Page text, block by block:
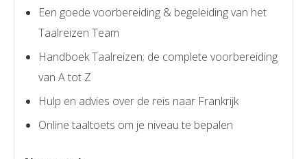
Een goede voorbereiding & begeleiding van het
Taalreizen Team
Handboek Taalreizen; de complete voorbereiding
van A tot Z
Hulp en advies over de reis naar Frankrijk
Online taaltoets om je niveau te bepalen